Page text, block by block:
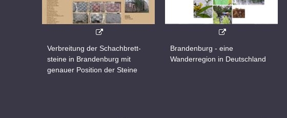
Verbreitung der Schachbrett-
steine in Brandenburg mit
genauer Position der Steine
Brandenburg - eine
Wanderregion in Deutschland